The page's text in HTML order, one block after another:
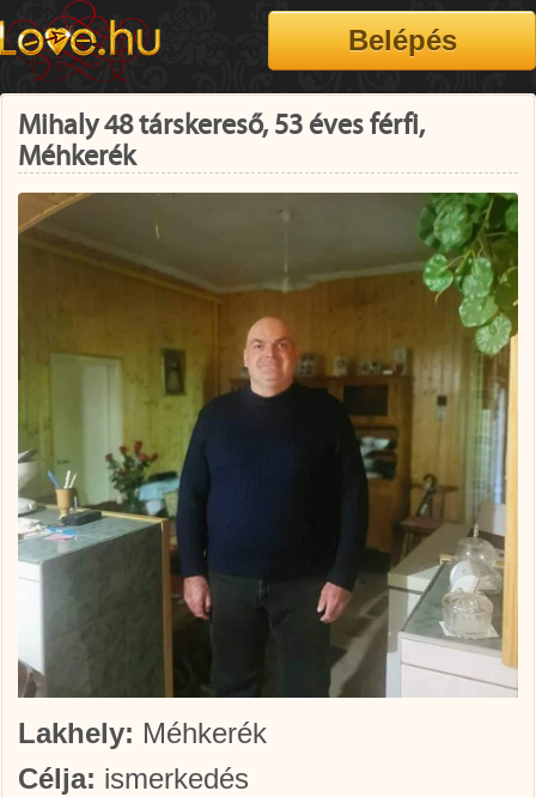
Mihaly 48 társkereső, 53 éves férfi,
Méhkerék
Lakhely: Méhkerék
Célja: ismerkedés